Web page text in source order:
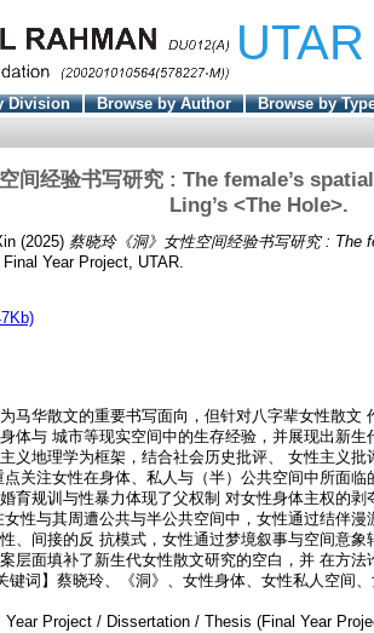
Division Browse by Author
Browse by
间经验书写研究 : The female’s
Ling’s <The Hole>.
(2025) 蔡晓玲《洞》女性空间经验书写研究 : The
Final Year Project, UTAR.
马华散文的重要书写面向，但针对八字辈女性散文
体与 城市等现实空间中的生存经验，并展现出新
义地理学为框架，结合社会历史批评、 女性主义
关注女性在身体、私人与（半）公共空间中所面
育规训与性暴力体现了父权制 对女性身体主权的剥
性与其周遭公共与半公共空间中，女性通过结伴
、间接的反 抗模式，女性通过梦境叙事与空间意
层面填补了新生代女性散文研究的空白，并 在方
键词】蔡晓玲、《洞》、女性身体、女性私人空间
Year Project / Dissertation / Thesis (Final Year